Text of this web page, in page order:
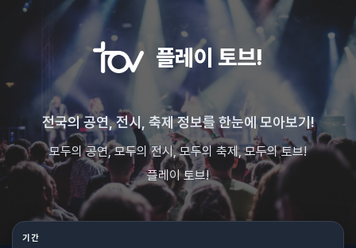
플레이 토브!
전국의 공연, 전시, 축제 정보를 한눈에 모아보기!
모두의 공연, 모두의 전시, 모두의 축제, 모두의 토브!
플레이 토브!
기간